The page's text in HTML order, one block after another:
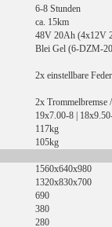
6-8 Stunden
ca. 15km
48V 20Ah (4x12V
Blei Gel (6-DZM-
2x einstellbare
2x Trommelbremse
19x7.00-8 |
117kg
105kg
1560x640x980
1320x830x700
690
380
280